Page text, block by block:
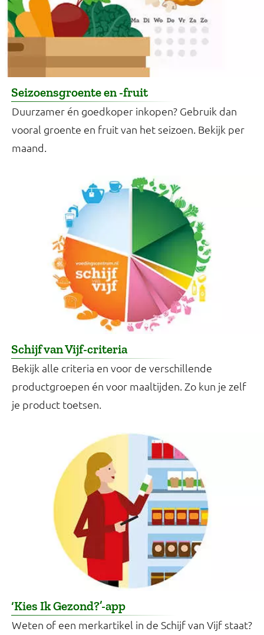
Seizoensgroente en -fruit
Duurzamer én goedkoper inkopen? Gebruik dan
vooral groente en fruit van het seizoen. Bekijk per
maand.
Schijf van Vijf-criteria
Bekijk alle criteria en voor de verschillende
productgroepen én voor maaltijden. Zo kun je zelf
je product toetsen.
‘Kies Ik Gezond?’-app
Weten of een merkartikel in de Schijf van Vijf staat?